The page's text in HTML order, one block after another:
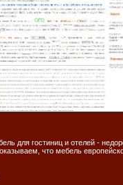
для гостиниц и отелей -
что мебель